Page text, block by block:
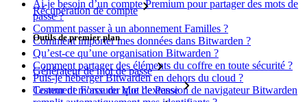
Récupération de compte
Outils de premier plan
Générateur de mot de passe
Testeur de Force du Mot de Passe
Ai-je besoin d’un compte Premium pour partager des mots de
passe ?
Comment passer à un abonnement Familles ?
Comment importer mes données dans Bitwarden ?
Qu’est-ce qu’une organisation Bitwarden ?
Comment partager des éléments du coffre en toute sécurité ?
Puis-je héberger Bitwarden en dehors du cloud ?
Comment m’assurer que l’extension de navigateur Bitwarden